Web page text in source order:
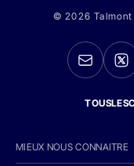
© 2026
MIEUX NOUS CONNAITRE